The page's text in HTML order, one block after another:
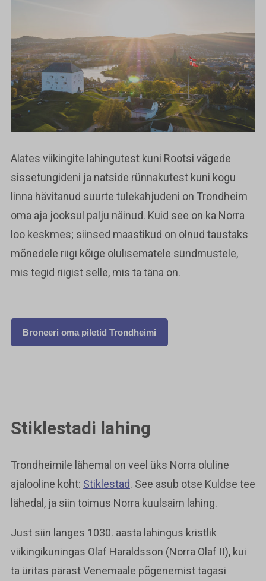
Alates viikingite lahingutest kuni Rootsi vägede
sissetungideni ja natside rünnakutest kuni kogu
linna hävitanud suurte tulekahjudeni on Trondheim
oma aja jooksul palju näinud. Kuid see on ka Norra
loo keskmes; siinsed maastikud on olnud taustaks
mõnedele riigi kõige olulisematele sündmustele,
mis tegid riigist selle, mis ta täna on.
Broneeri oma piletid Trondheimi
Stiklestadi lahing
Trondheimile lähemal on veel üks Norra oluline
ajalooline koht: Stiklestad. See asub otse Kuldse tee
lähedal, ja siin toimus Norra kuulsaim lahing.
Just siin langes 1030. aasta lahingus kristlik
viikingikuningas Olaf Haraldsson (Norra Olaf II), kui
ta üritas pärast Venemaale põgenemist tagasi